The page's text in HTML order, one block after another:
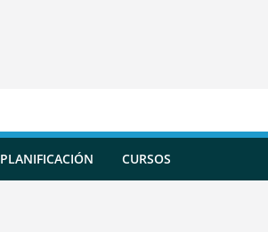
PLANIFICACIÓN CURSOS